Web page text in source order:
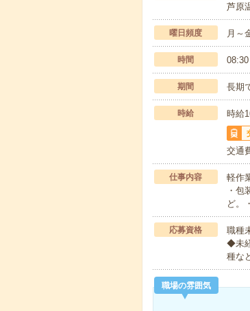
芦原
曜日頻度 月～
時間
期間 長期
時給 時給
交通
仕事内容
軽作
・包
ど。
応募資格
職種
◆未
種な
職場の雰囲気